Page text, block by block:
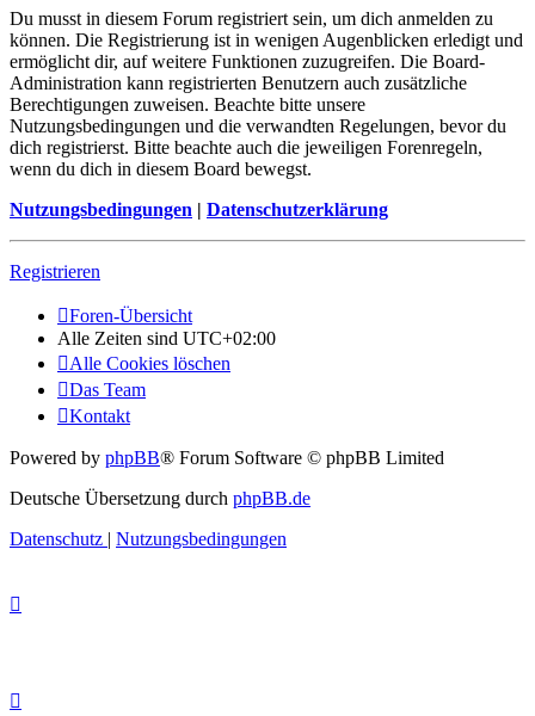
Du musst in diesem Forum registriert sein, um dich anmelden zu
können. Die Registrierung ist in wenigen Augenblicken erledigt und
ermöglicht dir, auf weitere Funktionen zuzugreifen. Die Board-
Administration kann registrierten Benutzern auch zusätzliche
Berechtigungen zuweisen. Beachte bitte unsere
Nutzungsbedingungen und die verwandten Regelungen, bevor du
dich registrierst. Bitte beachte auch die jeweiligen Forenregeln,
wenn du dich in diesem Board bewegst.
Nutzungsbedingungen | Datenschutzerklärung
Registrieren
Foren-Übersicht
Alle Zeiten sind UTC+02:00
Alle Cookies löschen
Das Team
Kontakt
Powered by phpBB® Forum Software © phpBB Limited
Deutsche Übersetzung durch phpBB.de
Datenschutz | Nutzungsbedingungen